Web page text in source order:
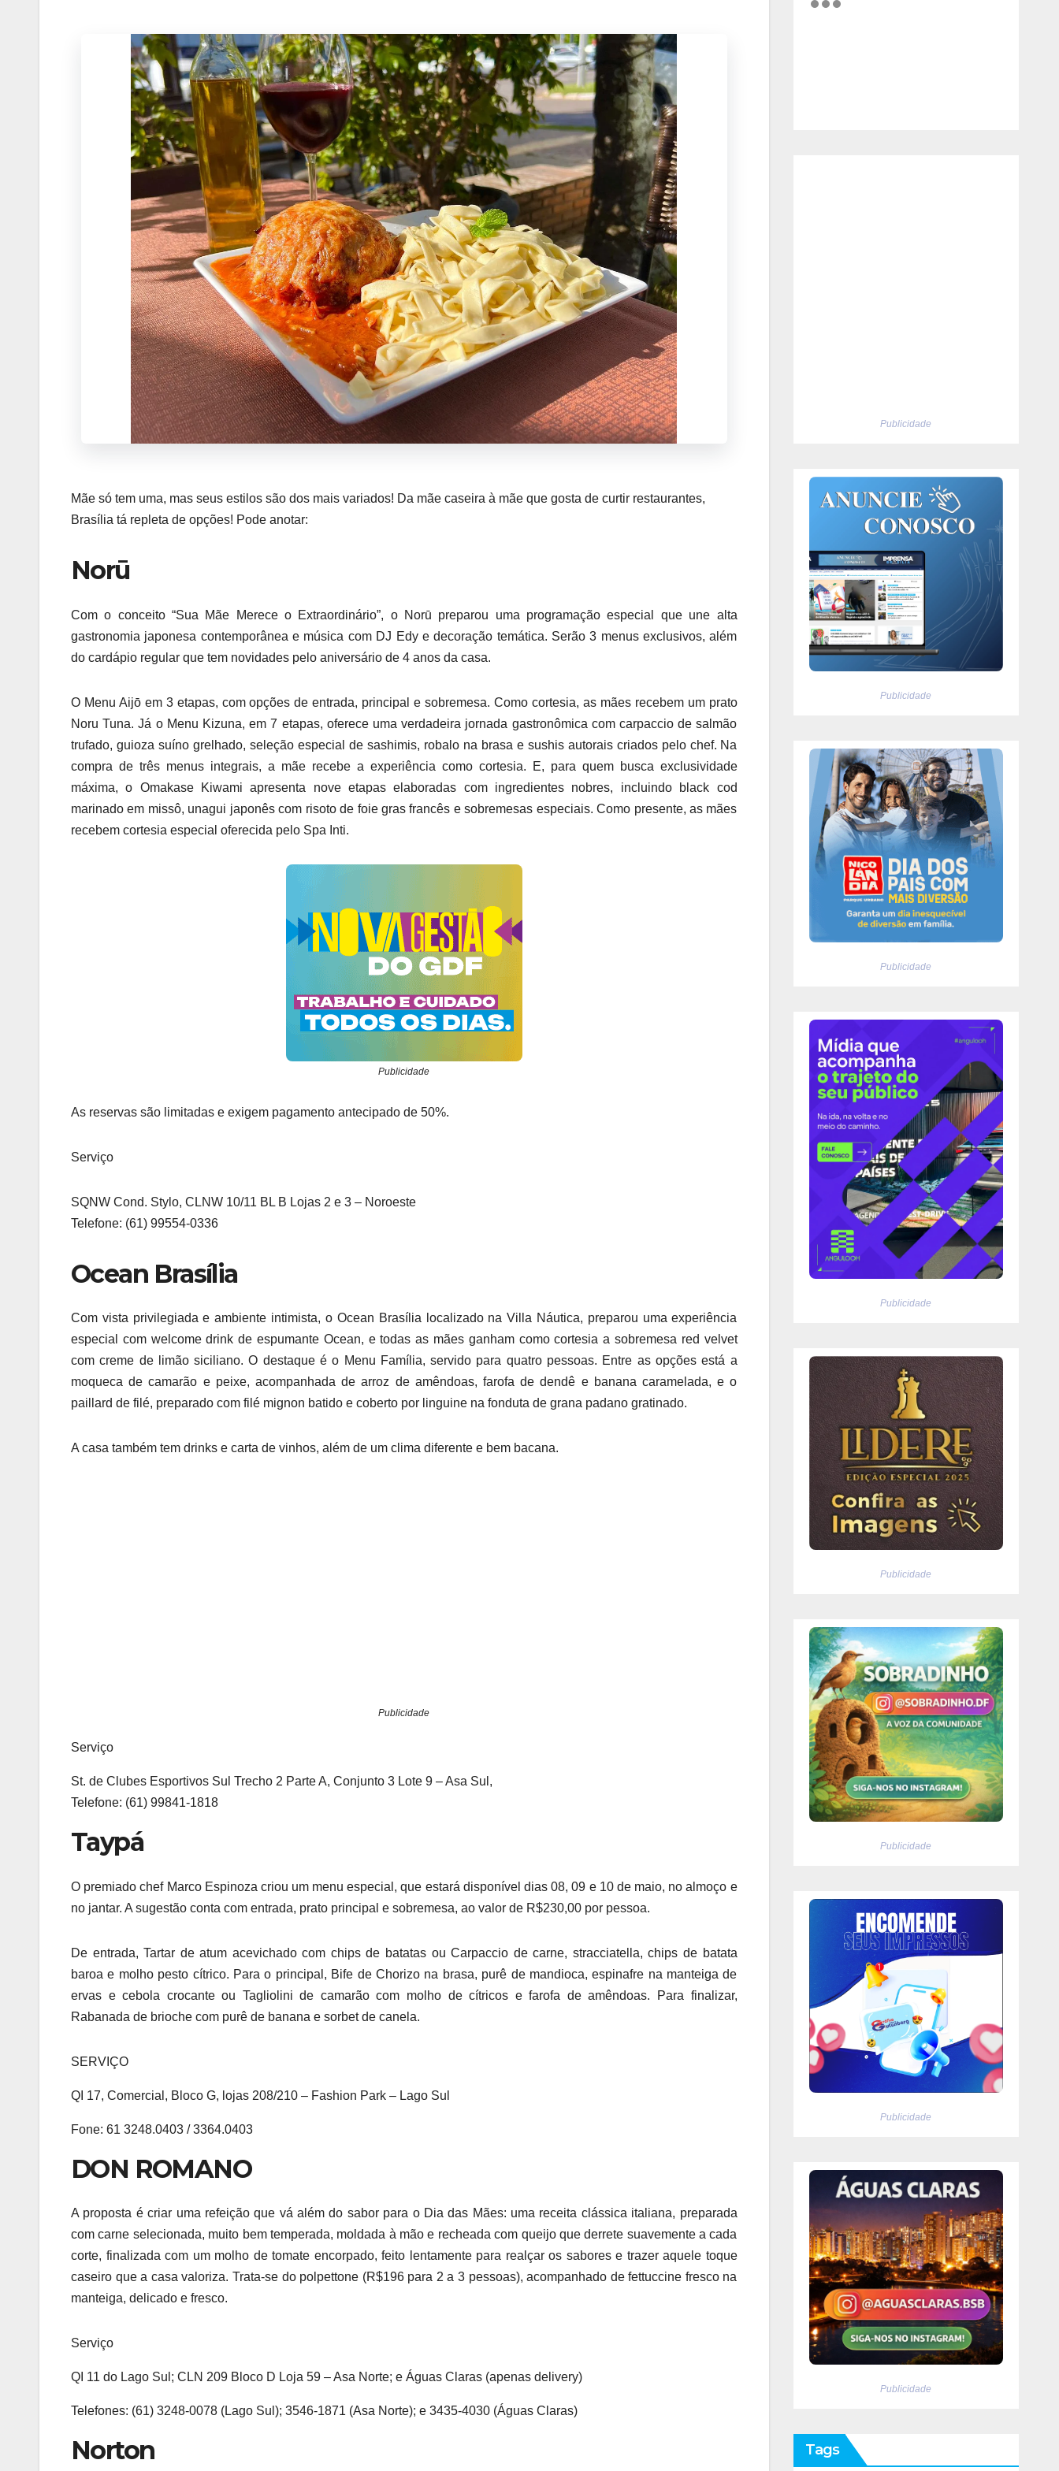
Mãe só tem uma, mas seus estilos são dos mais variados! Da mãe caseira à mãe que gosta de curtir restaurantes,
Brasília tá repleta de opções! Pode anotar:
Norū
Com o conceito “Sua Mãe Merece o Extraordinário”, o Norū preparou uma programação especial que une alta
gastronomia japonesa contemporânea e música com DJ Edy e decoração temática. Serão 3 menus exclusivos, além
do cardápio regular que tem novidades pelo aniversário de 4 anos da casa.
O Menu Aijō em 3 etapas, com opções de entrada, principal e sobremesa. Como cortesia, as mães recebem um prato
Noru Tuna. Já o Menu Kizuna, em 7 etapas, oferece uma verdadeira jornada gastronômica com carpaccio de salmão
trufado, guioza suíno grelhado, seleção especial de sashimis, robalo na brasa e sushis autorais criados pelo chef. Na
compra de três menus integrais, a mãe recebe a experiência como cortesia. E, para quem busca exclusividade
máxima, o Omakase Kiwami apresenta nove etapas elaboradas com ingredientes nobres, incluindo black cod
marinado em missô, unagui japonês com risoto de foie gras francês e sobremesas especiais. Como presente, as mães
recebem cortesia especial oferecida pelo Spa Inti.
Publicidade
As reservas são limitadas e exigem pagamento antecipado de 50%.
Serviço
SQNW Cond. Stylo, CLNW 10/11 BL B Lojas 2 e 3 – Noroeste
Telefone: (61) 99554-0336
Ocean Brasília
Com vista privilegiada e ambiente intimista, o Ocean Brasília localizado na Villa Náutica, preparou uma experiência
especial com welcome drink de espumante Ocean, e todas as mães ganham como cortesia a sobremesa red velvet
com creme de limão siciliano. O destaque é o Menu Família, servido para quatro pessoas. Entre as opções está a
moqueca de camarão e peixe, acompanhada de arroz de amêndoas, farofa de dendê e banana caramelada, e o
paillard de filé, preparado com filé mignon batido e coberto por linguine na fonduta de grana padano gratinado.
A casa também tem drinks e carta de vinhos, além de um clima diferente e bem bacana.
Publicidade
Serviço
St. de Clubes Esportivos Sul Trecho 2 Parte A, Conjunto 3 Lote 9 – Asa Sul,
Telefone: (61) 99841-1818
Taypá
O premiado chef Marco Espinoza criou um menu especial, que estará disponível dias 08, 09 e 10 de maio, no almoço e
no jantar. A sugestão conta com entrada, prato principal e sobremesa, ao valor de R$230,00 por pessoa.
De entrada, Tartar de atum acevichado com chips de batatas ou Carpaccio de carne, stracciatella, chips de batata
baroa e molho pesto cítrico. Para o principal, Bife de Chorizo na brasa, purê de mandioca, espinafre na manteiga de
ervas e cebola crocante ou Tagliolini de camarão com molho de cítricos e farofa de amêndoas. Para finalizar,
Rabanada de brioche com purê de banana e sorbet de canela.
SERVIÇO
QI 17, Comercial, Bloco G, lojas 208/210 – Fashion Park – Lago Sul
Fone: 61 3248.0403 / 3364.0403
DON ROMANO
A proposta é criar uma refeição que vá além do sabor para o Dia das Mães: uma receita clássica italiana, preparada
com carne selecionada, muito bem temperada, moldada à mão e recheada com queijo que derrete suavemente a cada
corte, finalizada com um molho de tomate encorpado, feito lentamente para realçar os sabores e trazer aquele toque
caseiro que a casa valoriza. Trata-se do polpettone (R$196 para 2 a 3 pessoas), acompanhado de fettuccine fresco na
manteiga, delicado e fresco.
Serviço
QI 11 do Lago Sul; CLN 209 Bloco D Loja 59 – Asa Norte; e Águas Claras (apenas delivery)
Telefones: (61) 3248-0078 (Lago Sul); 3546-1871 (Asa Norte); e 3435-4030 (Águas Claras)
Norton
Publicidade
Publicidade
Publicidade
Publicidade
Publicidade
Publicidade
Publicidade
Publicidade
Tags